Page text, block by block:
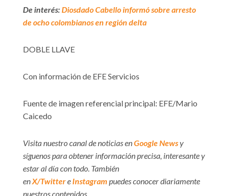
De interés:Diosdado Cabello informó sobre arresto
de ocho colombianos en región delta
DOBLE LLAVE
Con información de EFE Servicios
Fuente de imagen referencial principal: EFE/Mario
Caicedo
Visita nuestro canal de noticias enGoogle Newsy
síguenos para obtener información precisa, interesante y
estar al día con todo. También
enX/Twittere Instagram puedes conocer diariamente
nuestros contenidos